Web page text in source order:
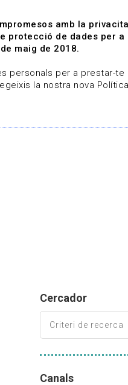
Contacte
Cercador
Canals
amb la
protecció de dades per a
maig de 2018.
personals per a prestar-te
la nostra nova